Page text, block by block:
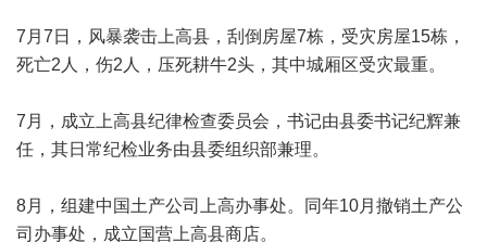
7月7日，风暴袭击上高县，刮倒房屋7栋，受灾房屋15栋，
死亡2人，伤2人，压死耕牛2头，其中城厢区受灾最重。
7月，成立上高县纪律检查委员会，书记由县委书记纪辉兼
任，其日常纪检业务由县委组织部兼理。
8月，组建中国土产公司上高办事处。同年10月撤销土产公
司办事处，成立国营上高县商店。